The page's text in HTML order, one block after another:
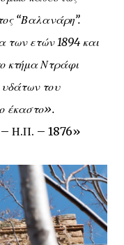
“Βαλανάρη”.
των ετών 1894 και
κτήμα Ντράφι
υδάτων του
έκαστο».
Η.Π. – 1876»